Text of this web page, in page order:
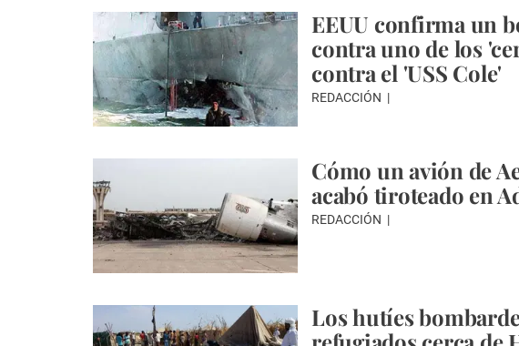
EEUU confirma un
contra uno de los
contra el 'USS Cole'
REDACCIÓN
Cómo un avión de
acabó tiroteado en
REDACCIÓN
Los hutíes